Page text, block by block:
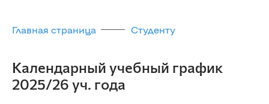
Главная страница Студенту
Календарный учебный график
2025/26 уч. года